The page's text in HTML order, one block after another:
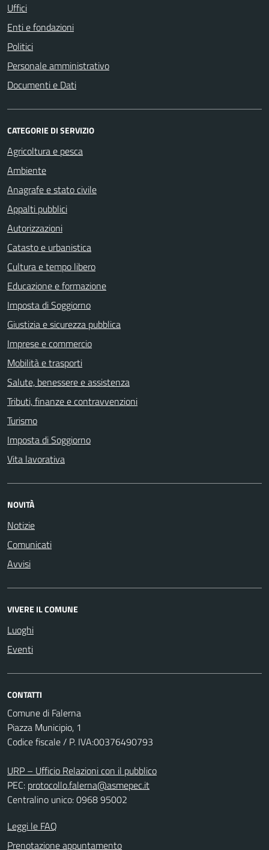
Uffici
Enti e fondazioni
Politici
Personale amministrativo
Documenti e Dati
CATEGORIE DI SERVIZIO
Agricoltura e pesca
Ambiente
Anagrafe e stato civile
Appalti pubblici
Autorizzazioni
Catasto e urbanistica
Cultura e tempo libero
Educazione e formazione
Imposta di Soggiorno
Giustizia e sicurezza pubblica
Imprese e commercio
Mobilità e trasporti
Salute, benessere e assistenza
Tributi, finanze e contravvenzioni
Turismo
Imposta di Soggiorno
Vita lavorativa
NOVITÀ
Notizie
Comunicati
Avvisi
VIVERE IL COMUNE
Luoghi
Eventi
CONTATTI
Comune di Falerna
Piazza Municipio, 1
Codice fiscale / P. IVA:00376490793
URP – Ufficio Relazioni con il pubblico
PEC: protocollo.falerna@asmepec.it
Centralino unico: 0968 95002
Leggi le FAQ
Prenotazione appuntamento